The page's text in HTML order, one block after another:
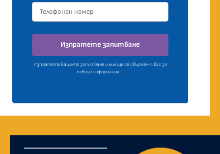
Изпратете запитване
Изпратете Вашето запитване и ние ще се свържем с вас за
повече информация. :)